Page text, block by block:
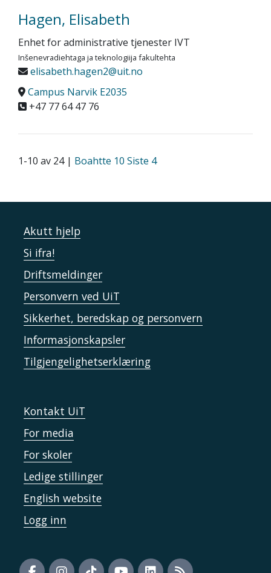
Hagen, Elisabeth
Enhet for administrative tjenester IVT
Inšenevradiehtaga ja teknologiija fakultehta
elisabeth.hagen2@uit.no
Campus Narvik E2035
+47 77 64 47 76
1-10 av 24 | Boahtte 10 Siste 4
Akutt hjelp
Si ifra!
Driftsmeldinger
Personvern ved UiT
Sikkerhet, beredskap og personvern
Informasjonskapsler
Tilgjengelighetserklæring
Kontakt UiT
For media
For skoler
Ledige stillinger
English website
Logg inn